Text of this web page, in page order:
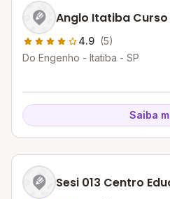
Anglo Itatiba Curso
4.9 (5)
Do Engenho - Itatiba - SP
Saiba
Sesi 013 Centro